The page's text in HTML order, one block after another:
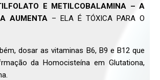
E METILCOBALAMINA – A
AUMENTA – ELA É TÓXICA PARA O
dosar as vitaminas B6, B9 e B12 que
da Homocisteína em Glutationa,